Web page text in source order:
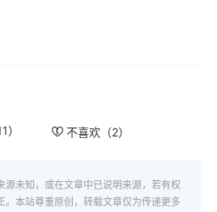
） 不喜欢（2）
源未知，或在文章中已说明来源，若有权
。本站尊重原创，转载文章仅为传递更多